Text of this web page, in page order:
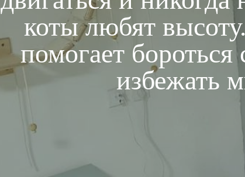
коты любят
помогает
избежать